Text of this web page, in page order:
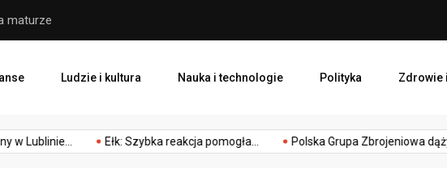
Polska Grupa Zbrojeniowa
Ludzie i kultura Nauka i technologie Polityka Zdrowie
Ełk: Szybka reakcja pomogła... Polska Grupa Zbrojeniowa dąży...
mężczyzn i kobiet na równym poziomie. zwyczaje Życie Zygmunta